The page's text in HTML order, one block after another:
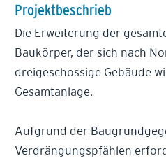
Projektbeschrieb
Die Erweiterung der
Baukörper, der sich nach
dreigeschossige Gebäude
Gesamtanlage.
Aufgrund der
Verdrängungspfählen